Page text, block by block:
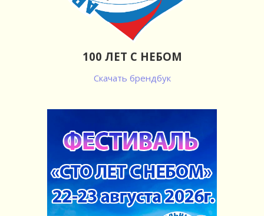
100 ЛЕТ С НЕБОМ
Скачать брендбук